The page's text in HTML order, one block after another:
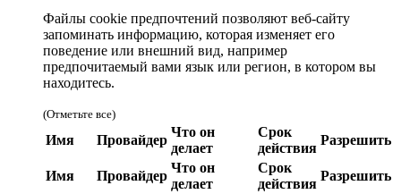
Файлы cookie предпочтений позволяют веб-сайту
запоминать информацию, которая изменяет его
поведение или внешний вид, например
предпочитаемый вами язык или регион, в котором вы
находитесь.
(Отметьте все)
Имя Провайдер
Что он
делает
Срок
действия
Разрешить
Имя Провайдер
Что он
делает
Срок
действия
Разрешить